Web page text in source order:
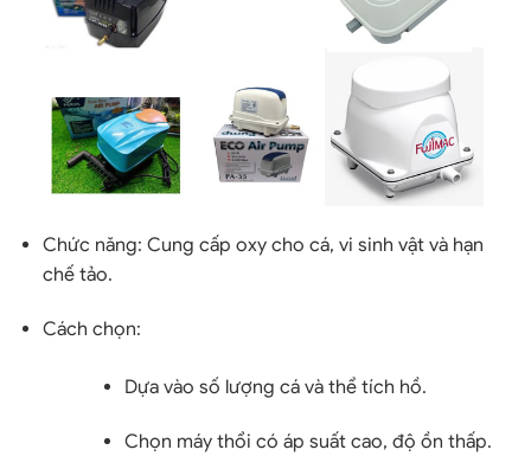
Chức năng: Cung cấp oxy cho cá, vi sinh vật và hạn
chế tảo.
Cách chọn:
Dựa vào số lượng cá và thể tích hồ.
Chọn máy thổi có áp suất cao, độ ồn thấp.